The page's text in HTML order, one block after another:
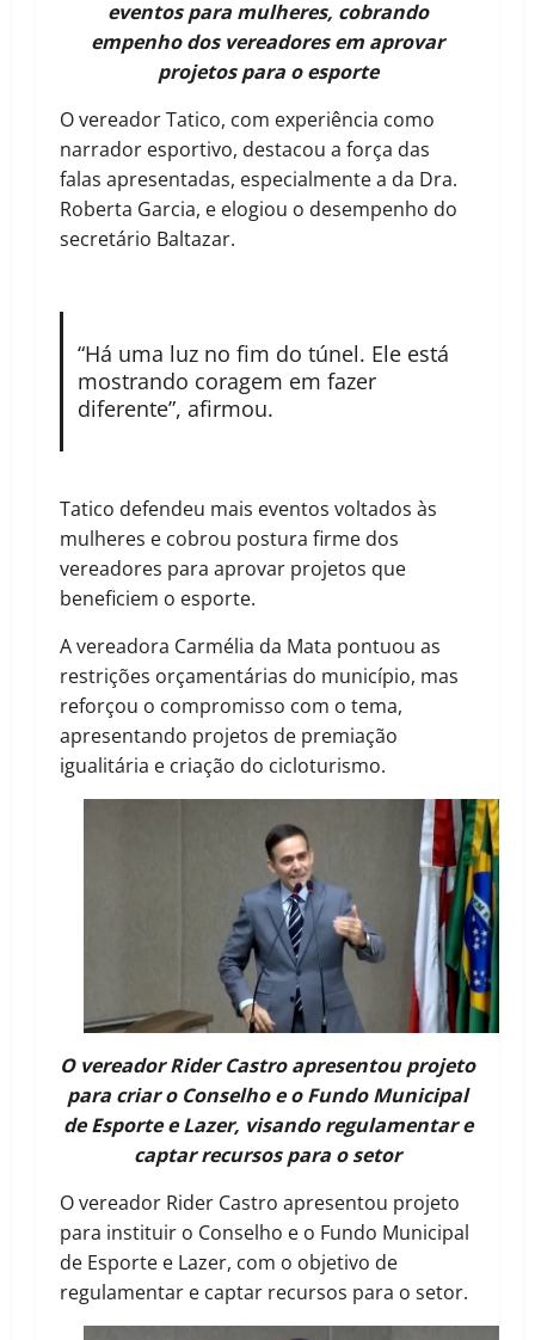
eventos para mulheres, cobrando
empenho dos vereadores em aprovar
projetos para o esporte
O vereador Tatico, com experiência como
narrador esportivo, destacou a força das
falas apresentadas, especialmente a da Dra.
Roberta Garcia, e elogiou o desempenho do
secretário Baltazar.
“Há uma luz no fim do túnel. Ele está
mostrando coragem em fazer
diferente”, afirmou.
Tatico defendeu mais eventos voltados às
mulheres e cobrou postura firme dos
vereadores para aprovar projetos que
beneficiem o esporte.
A vereadora Carmélia da Mata pontuou as
restrições orçamentárias do município, mas
reforçou o compromisso com o tema,
apresentando projetos de premiação
igualitária e criação do cicloturismo.
O vereador Rider Castro apresentou projeto
para criar o Conselho e o Fundo Municipal
de Esporte e Lazer, visando regulamentar e
captar recursos para o setor
O vereador Rider Castro apresentou projeto
para instituir o Conselho e o Fundo Municipal
de Esporte e Lazer, com o objetivo de
regulamentar e captar recursos para o setor.